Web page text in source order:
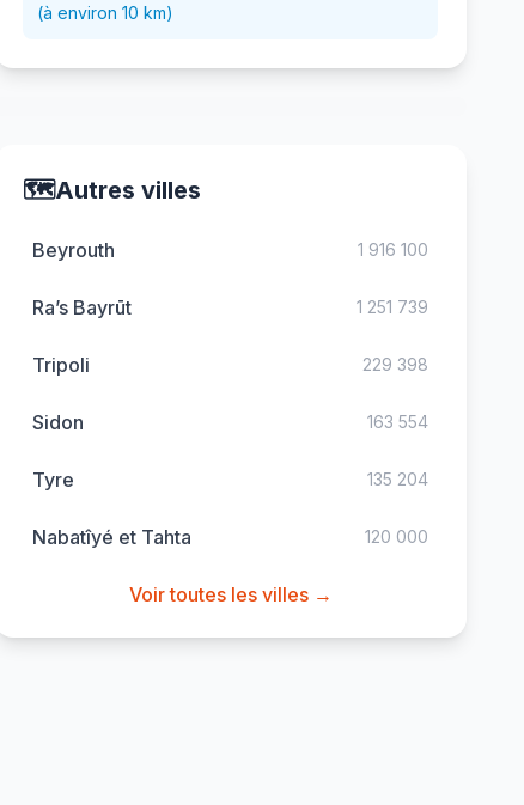
(à environ 10 km)
🗺️Autres villes
Beyrouth 1 916 100
Ra’s Bayrūt 1 251 739
Tripoli 229 398
Sidon 163 554
Tyre 135 204
Nabatîyé et Tahta 120 000
Voir toutes les villes →